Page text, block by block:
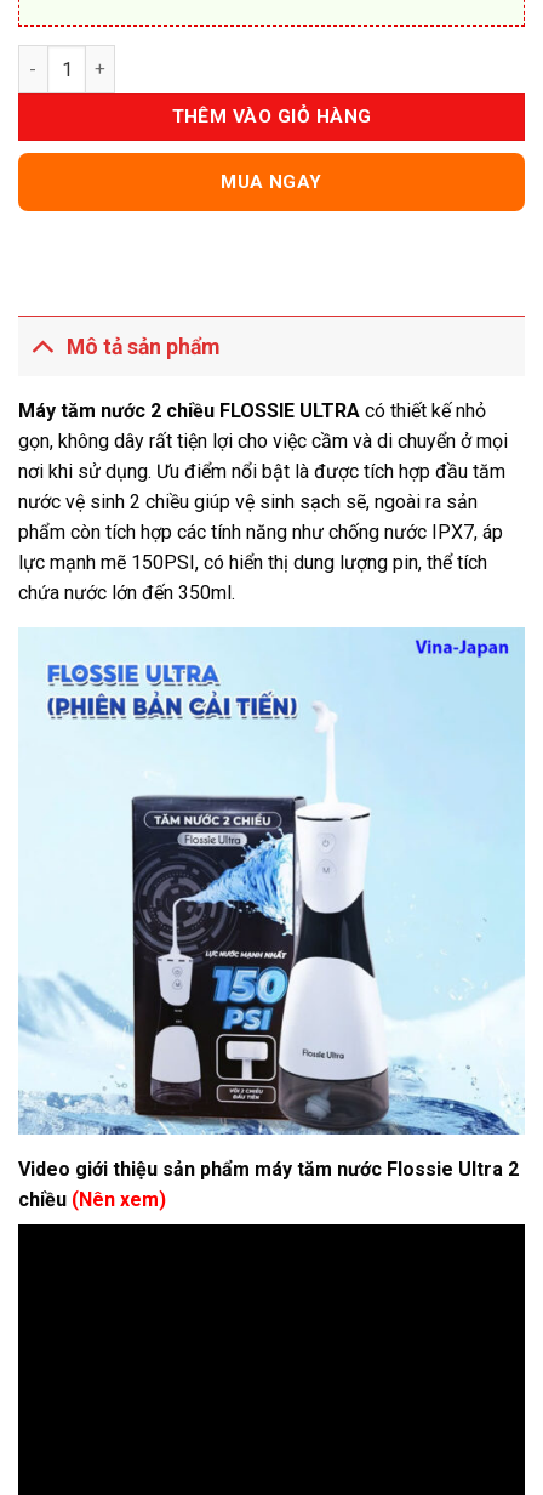
Máy Tăm Nước 2 Chiều FLOSSIE ULTRA Cao Cấp số lượng
THÊM VÀO GIỎ HÀNG
MUA NGAY
Mô tả sản phẩm
Máy tăm nước 2 chiều FLOSSIE ULTRA có thiết kế nhỏ
gọn, không dây rất tiện lợi cho việc cầm và di chuyển ở mọi
nơi khi sử dụng. Ưu điểm nổi bật là được tích hợp đầu tăm
nước vệ sinh 2 chiều giúp vệ sinh sạch sẽ, ngoài ra sản
phẩm còn tích hợp các tính năng như chống nước IPX7, áp
lực mạnh mẽ 150PSI, có hiển thị dung lượng pin, thể tích
chứa nước lớn đến 350ml.
Video giới thiệu sản phẩm máy tăm nước Flossie Ultra 2
chiều (Nên xem)